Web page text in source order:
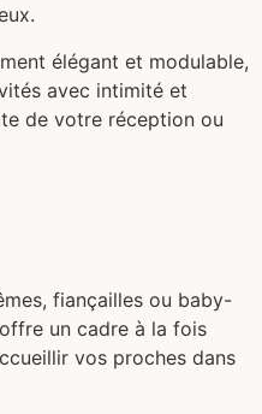
élégant et modulable,
avec intimité et
de votre réception ou
fiançailles ou baby-
un cadre à la fois
vos proches dans